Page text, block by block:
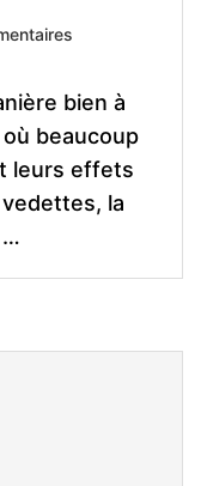
bien à
où beaucoup
leurs effets
la
…